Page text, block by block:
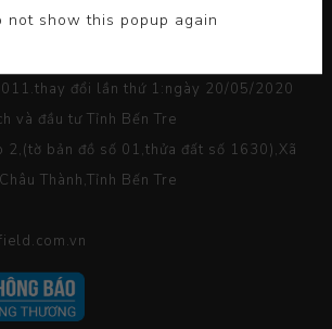
đổi lần thứ 1:ngày 20/05/2020
và đầu tư Tỉnh Bến Tre
bản đồ số 01,thửa đất số 1630),Xã
Thành,Tỉnh Bến Tre
not show this popup again